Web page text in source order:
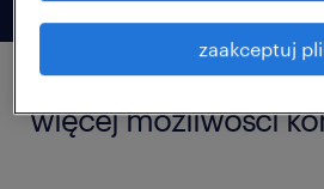
więcej możliwości
zaakceptuj